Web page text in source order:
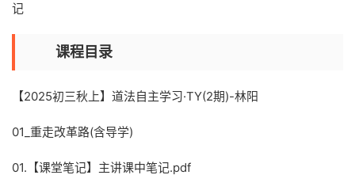
记
课程目录
【2025初三秋上】道法自主学习·TY(2期)-林阳
01_重走改革路(含导学)
01.【课堂笔记】主讲课中笔记.pdf